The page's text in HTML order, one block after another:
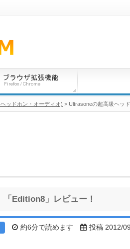
Edition8」レビュー！
約6分で読めます
投稿 2012/
ッドホン・オーディオ) > Ultrasoneの超高級ヘッ